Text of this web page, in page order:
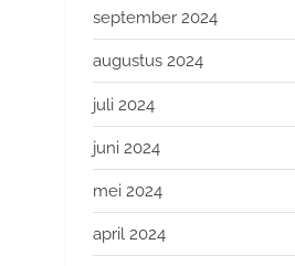
september 2024
augustus 2024
juli 2024
juni 2024
mei 2024
april 2024